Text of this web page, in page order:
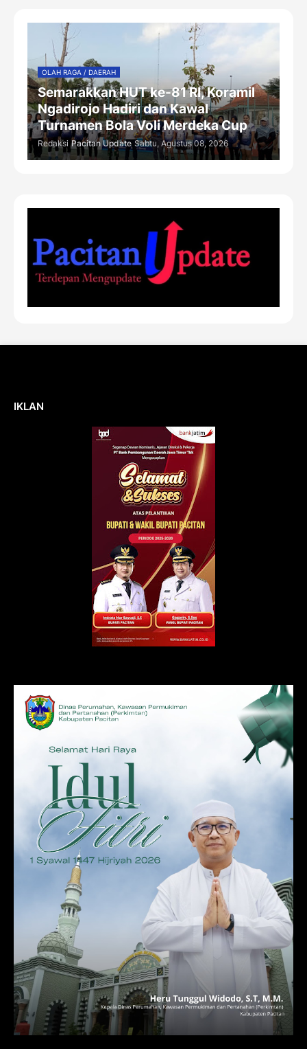
OLAH RAGA / DAERAH
Semarakkan HUT ke-81 RI, Koramil
Ngadirojo Hadiri dan Kawal
Turnamen Bola Voli Merdeka Cup
Redaksi Pacitan Update Sabtu, Agustus 08, 2026
IKLAN